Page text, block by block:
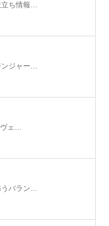
立ち情報…
ンジャー…
ヴェ…
うバラン…